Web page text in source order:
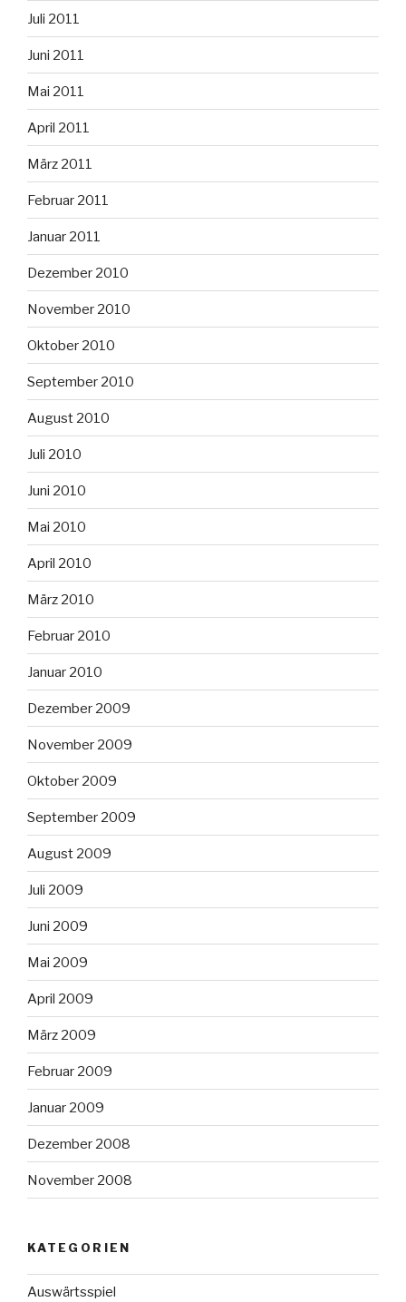
Juli 2011
Juni 2011
Mai 2011
April 2011
März 2011
Februar 2011
Januar 2011
Dezember 2010
November 2010
Oktober 2010
September 2010
August 2010
Juli 2010
Juni 2010
Mai 2010
April 2010
März 2010
Februar 2010
Januar 2010
Dezember 2009
November 2009
Oktober 2009
September 2009
August 2009
Juli 2009
Juni 2009
Mai 2009
April 2009
März 2009
Februar 2009
Januar 2009
Dezember 2008
November 2008
KATEGORIEN
Auswärtsspiel